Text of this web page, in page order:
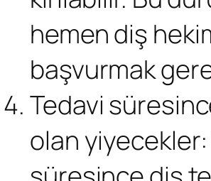
hemen diş
başvurmak
Tedavi
olan